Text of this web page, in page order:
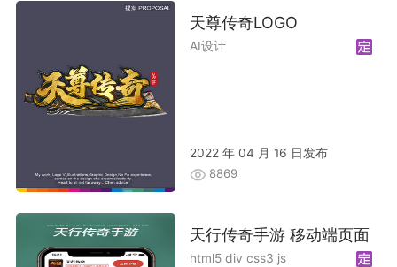
天尊传奇LOGO
AI设计
2022 年 04 月 16 日发布
8869
天行传奇手游 移动端页面
html5 div css3 js